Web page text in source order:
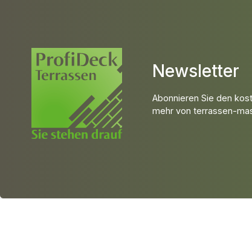
Newsletter
Abonnieren Sie den
mehr von terrassen-